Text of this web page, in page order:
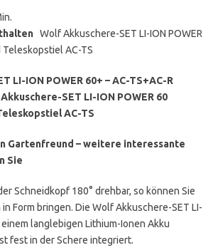
Wolf Akkuschere-SET LI-ION POWER
AC-TS
LI-ION POWER 60+ – AC-TS+AC-R
SET LI-ION POWER 60
AC-TS
Gartenfreund – weitere interessante
Sie
Schneidkopf 180° drehbar, so können Sie
Form bringen. Die Wolf Akkuschere-SET LI-
einem langlebigen Lithium-Ionen Akku
fest in der Schere integriert.